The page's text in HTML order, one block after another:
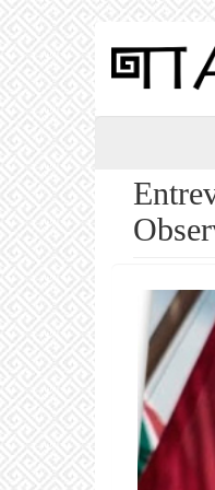
Pular
conteúdo